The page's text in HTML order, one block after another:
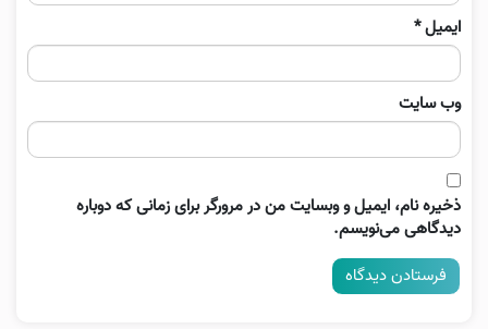
ایمیل*
وب‌ سایت
ذخیره نام، ایمیل و وبسایت من در مرورگر برای زمانی که دوباره
دیدگاهی می‌نویسم.